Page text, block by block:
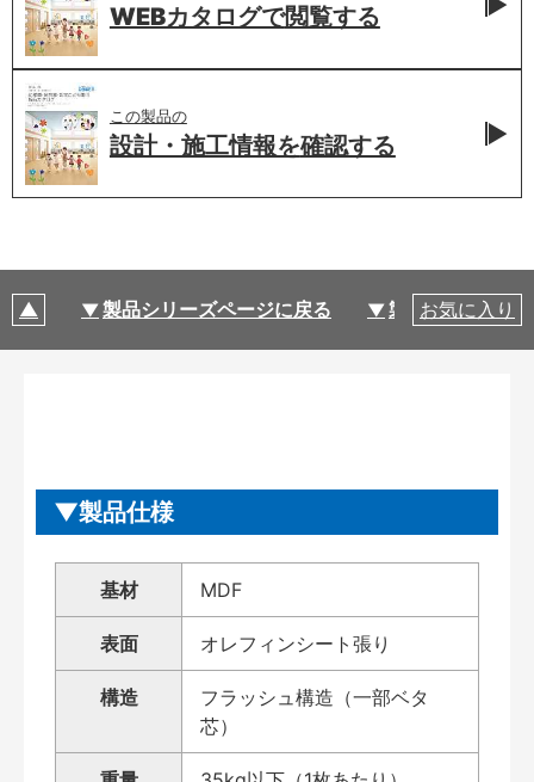
WEBカタログで閲覧する
この製品の
設計・施工情報を確認する
製品シリーズページに戻る 製品仕様
お気に入り
製品仕様
基材 MDF
表面 オレフィンシート張り
構造
フラッシュ構造（一部ベタ
芯）